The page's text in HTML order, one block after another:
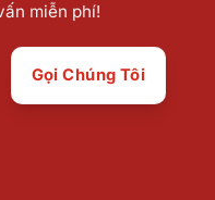
miễn phí!
Gọi Chúng Tôi